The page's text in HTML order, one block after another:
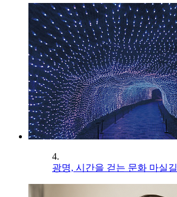
4.
광명, 시간을 걷는 문화 마실길